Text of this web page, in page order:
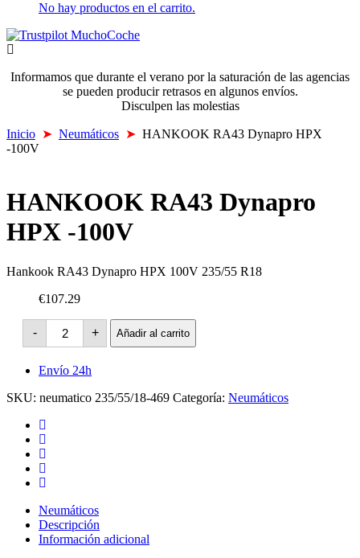
No hay productos en el carrito.
Informamos que durante el verano por la saturación de las agencias
se pueden producir retrasos en algunos envíos.
Disculpen las molestias
Inicio ➤ Neumáticos ➤ HANKOOK RA43 Dynapro HPX
-100V
HANKOOK RA43 Dynapro
HPX -100V
Hankook RA43 Dynapro HPX 100V 235/55 R18
€107.29
-
HANKOOK
RA43
Dynapro
HPX
-100V
+ Añadir al carrito
Envío 24h
SKU: neumatico 235/55/18-469 Categoría: Neumáticos
Neumáticos
Descripción
Información adicional